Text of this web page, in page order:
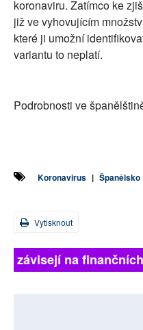
koronaviru. Zatímco ke
již ve vyhovujícím
které ji umožní
variantu to neplatí.
Podrobnosti ve
Koronavirus | Španělsko
Vytisknout
závisejí na